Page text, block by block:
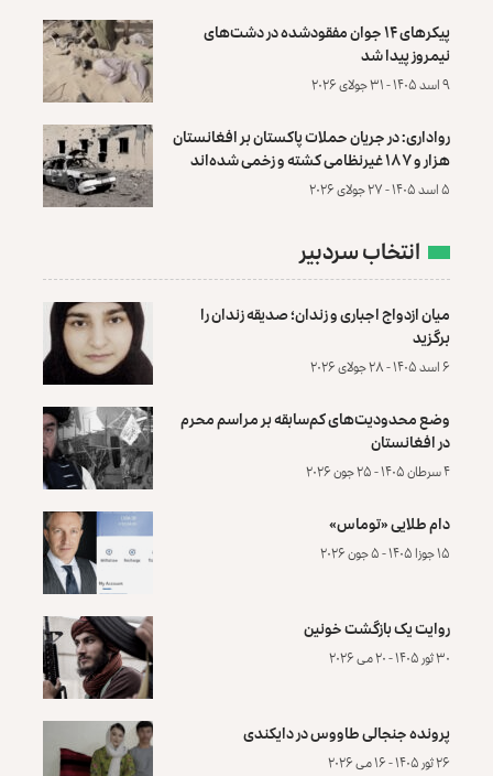
پیکرهای ۱۴ جوان مفقودشده در دشت‌های
نیمروز پیدا شد
۹ اسد ۱۴۰۵ - ۳۱ جولای ۲۰۲۶
رواداری: در جریان حملات پاکستان بر افغانستان
هزار و ۱۸۷ غیرنظامی کشته و زخمی شده‌اند
۵ اسد ۱۴۰۵ - ۲۷ جولای ۲۰۲۶
انتخاب سردبیر
میان ازدواج اجباری و زندان؛ صدیقه زندان را
برگزید
۶ اسد ۱۴۰۵ - ۲۸ جولای ۲۰۲۶
وضع محدودیت‌های کم‌سابقه بر مراسم محرم
در افغانستان
۴ سرطان ۱۴۰۵ - ۲۵ جون ۲۰۲۶
دام طلایی «توماس»
۱۵ جوزا ۱۴۰۵ - ۵ جون ۲۰۲۶
روایت یک بازگشت خونین
۳۰ ثور ۱۴۰۵ - ۲۰ می ۲۰۲۶
پرونده‌ جنجالی طاووس در دایکندی
۲۶ ثور ۱۴۰۵ - ۱۶ می ۲۰۲۶